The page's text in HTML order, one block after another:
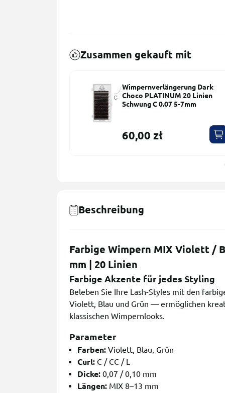
Zusammen gekauft mit
Wimpernverlängerung Dark
Choco PLATINUM 20 Linien
Schwung С 0.07 5-7mm
60,00 zł
Beschreibung
Farbige Wimpern MIX Violett /
mm | 20 Linien
Farbige Akzente für jedes Styling
Beleben Sie Ihre Lash-Styles mit den
Violett, Blau und Grün — ermöglichen
klassischen Wimpernlooks.
Parameter
Farben: Violett, Blau, Grün
Curl: C / CC / L
Dicke: 0,07 / 0,10 mm
Längen: MIX 8–13 mm